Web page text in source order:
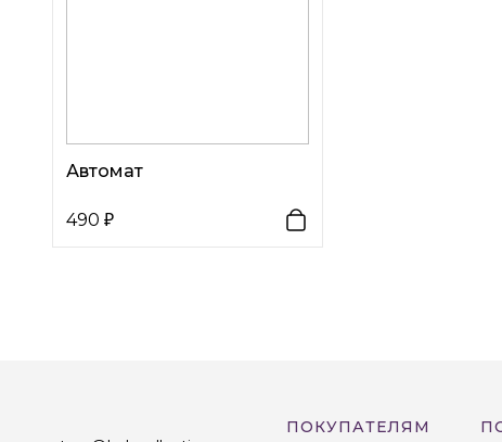
Автомат
490
ПОКУПАТЕЛЯМ